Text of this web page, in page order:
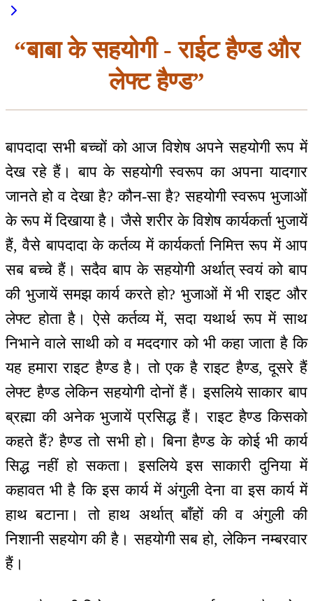
“बाबा के सहयोगी - राईट हैण्ड और
लेफ्ट हैण्ड”
बापदादा सभी बच्चों को आज विशेष अपने सहयोगी रूप में
देख रहे हैं। बाप के सहयोगी स्वरूप का अपना यादगार
जानते हो व देखा है? कौन-सा है? सहयोगी स्वरूप भुजाओं
के रूप में दिखाया है। जैसे शरीर के विशेष कार्यकर्ता भुजायें
हैं, वैसे बापदादा के कर्तव्य में कार्यकर्ता निमित्त रूप में आप
सब बच्चे हैं। सदैव बाप के सहयोगी अर्थात् स्वयं को बाप
की भुजायें समझ कार्य करते हो? भुजाओं में भी राइट और
लेफ्ट होता है। ऐसे कर्तव्य में, सदा यथार्थ रूप में साथ
निभाने वाले साथी को व मददगार को भी कहा जाता है कि
यह हमारा राइट हैण्ड है। तो एक है राइट हैण्ड, दूसरे हैं
लेफ्ट हैण्ड लेकिन सहयोगी दोनों हैं। इसलिये साकार बाप
ब्रह्मा की अनेक भुजायें प्रसिद्ध हैं। राइट हैण्ड किसको
कहते हैं? हैण्ड तो सभी हो। बिना हैण्ड के कोई भी कार्य
सिद्ध नहीं हो सकता। इसलिये इस साकारी दुनिया में
कहावत भी है कि इस कार्य में अंगुली देना वा इस कार्य में
हाथ बटाना। तो हाथ अर्थात् बाँहों की व अंगुली की
निशानी सहयोग की है। सहयोगी सब हो, लेकिन नम्बरवार
हैं।